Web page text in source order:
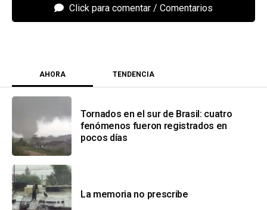
Click para comentar
AHORA TENDENCIA
Tornados en el sur de Brasil: cuatro
fenómenos fueron registrados en
pocos días
La memoria no prescribe